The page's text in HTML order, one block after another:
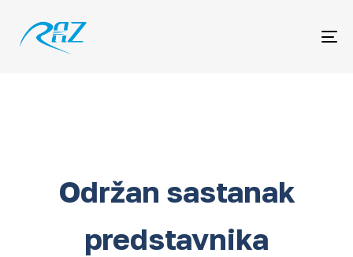
Održan sastanak
predstavnika